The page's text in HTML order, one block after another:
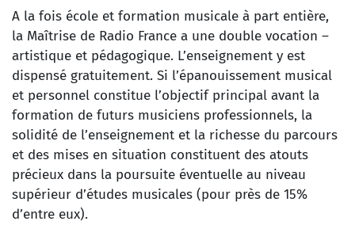
A la fois école et formation musicale à part entière,
la Maîtrise de Radio France a une double vocation –
artistique et pédagogique. L’enseignement y est
dispensé gratuitement. Si l’épanouissement musical
et personnel constitue l’objectif principal avant la
formation de futurs musiciens professionnels, la
solidité de l’enseignement et la richesse du parcours
et des mises en situation constituent des atouts
précieux dans la poursuite éventuelle au niveau
supérieur d’études musicales (pour près de 15%
d’entre eux).